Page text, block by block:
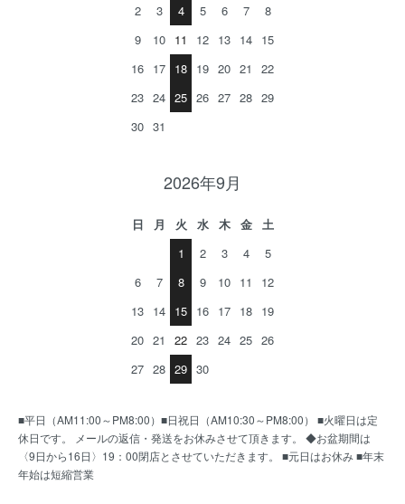
2
3 4 5 6 7
8
9
10 11 12 13 14 15
16 17 18 19 20 21
22
23 24 25 26 27 28 29
30 31
2026年9月
日 月 火 水 木 金
土
1
2 3 4
5
6
7 8 9 10 11
12
13 14 15 16 17 18 19
20 21 22 23 24 25 26
27 28 29 30
■平日（AM11:00～PM8:00）■日祝日（AM10:30～PM8:00） ■火曜日は定
休日です。 メールの返信・発送をお休みさせて頂きます。 ◆お盆期間は
〈9日から16日〉19：00閉店とさせていただきます。 ■元日はお休み ■年末
年始は短縮営業